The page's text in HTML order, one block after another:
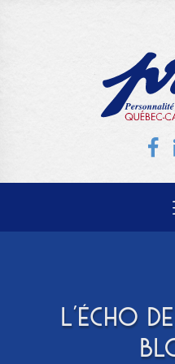
L'ÉCHO